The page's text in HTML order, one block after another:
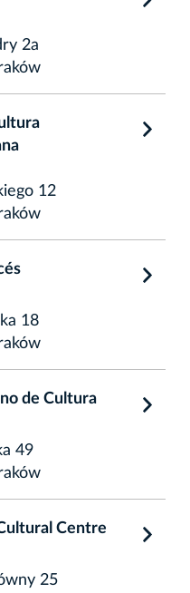
2a
12
18
de Cultura
49
Centre
25